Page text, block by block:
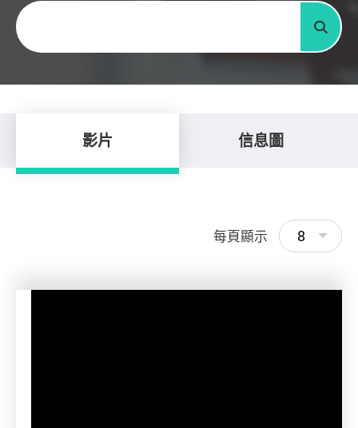
關鍵字
搜尋
影片 信息圖
每頁顯示 8